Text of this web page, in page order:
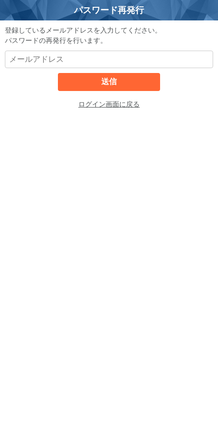
パスワード再発行
登録しているメールアドレスを入力してください。
パスワードの再発行を行います。
ログイン画面に戻る